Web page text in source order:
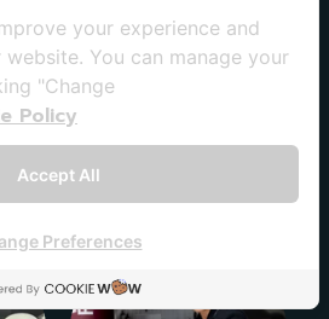
รักไม่ได้จริงๆกับ
bondเนี้ย พึ่งผ่าน
ครบรอบวันเกิด19ปี
ของเขาไป เดี่ยวจะมี
วแฮกมาบอกว่าคือ
your experience and
You can manage your
"Change
Policy
Accept All
Preferences